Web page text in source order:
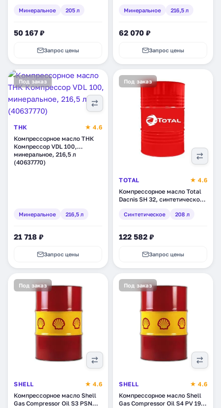
(4627089063731)
Минеральное 205 л
50 167 ₽
Запрос цены
(40837670)
Минеральное 216,5 л
62 070 ₽
Запрос цены
Под заказ
ТНК
★ 4.6
Компрессорное масло ТНК
Компрессор VDL 100,
минеральное, 216,5 л
(40637770)
Минеральное 216,5 л
21 718 ₽
Запрос цены
Под заказ
TOTAL
★ 4.6
Компрессорное масло Total
Dacnis SH 32, синтетическое,
Синтетическое 208 л
122 582 ₽
Запрос цены
Под заказ
SHELL
★ 4.6
Компрессорное масло Shell
Gas Compressor Oil S3 PSN
Под заказ
SHELL
★ 4.6
Компрессорное масло Shell
Gas Compressor Oil S4 PV 190,